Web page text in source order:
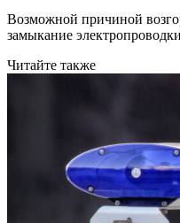
Возможной причиной
замыкание
Читайте также